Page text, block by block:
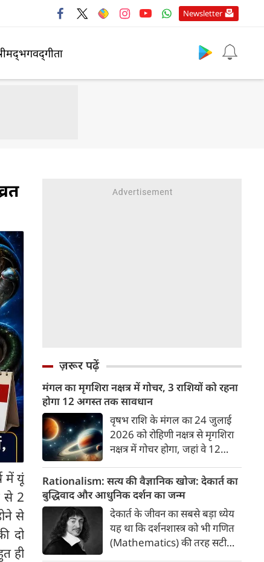
Newsletter
में यूं
से 2
से
दो
ही
ज़रूर पढ़ें
मंगल का मृगशिरा नक्षत्र में गोचर, 3 राशियों को रहना
होगा 12 अगस्त तक सावधान
वृषभ राशि के मंगल का 24 जुलाई
2026 को रोहिणी नक्षत्र से मृगशिरा
नक्षत्र में गोचर होगा, जहां वे 12
परिवर्तन के चलते 3 राशि के लोगों
को 12 अगस्त तक रहना होगा
सावधान। चलिए जानते हैं कि किन
राशि 3 राशियों को रहना होगा
सावधान।
Rationalism: सत्य की वैज्ञानिक खोज: देकार्त का
बुद्धिवाद और आधुनिक दर्शन का जन्म
देकार्त के जीवन का सबसे बड़ा ध्येय
यह था कि दर्शनशास्त्र को भी गणित
(Mathematics) की तरह सटीक,